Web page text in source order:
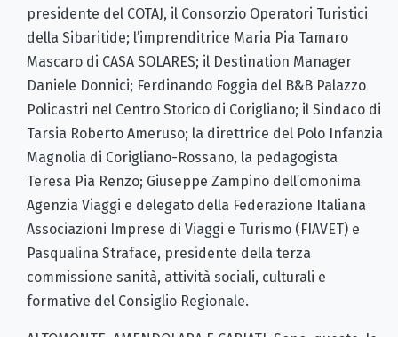
presidente del COTAJ, il Consorzio Operatori Turistici
della Sibaritide; l’imprenditrice Maria Pia Tamaro
Mascaro di CASA SOLARES; il Destination Manager
Daniele Donnici; Ferdinando Foggia del B&B Palazzo
Policastri nel Centro Storico di Corigliano; il Sindaco di
Tarsia Roberto Ameruso; la direttrice del Polo Infanzia
Magnolia di Corigliano-Rossano, la pedagogista
Teresa Pia Renzo; Giuseppe Zampino dell’omonima
Agenzia Viaggi e delegato della Federazione Italiana
Associazioni Imprese di Viaggi e Turismo (FIAVET) e
Pasqualina Straface, presidente della terza
commissione sanità, attività sociali, culturali e
formative del Consiglio Regionale.